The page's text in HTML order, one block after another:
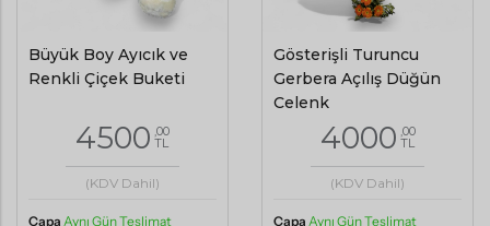
Büyük Boy Ayıcık ve
Renkli Çiçek Buketi
4500 ,00
TL
(KDV Dahil)
Çapa Aynı Gün Teslimat
Gösterişli Turuncu
Gerbera Açılış Düğün
Çelenk
4000 ,00
TL
(KDV Dahil)
Çapa Aynı Gün Teslimat